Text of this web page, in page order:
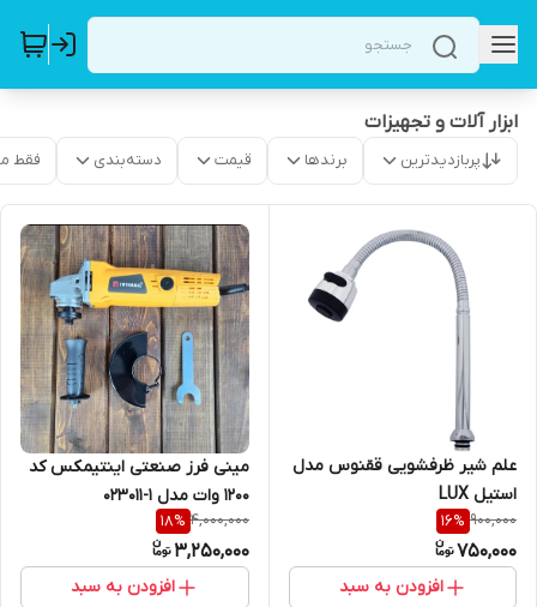
ابزار آلات و تجهیزات
پربازدیدترین برندها قیمت دسته‌بندی فقط
علم شیر ظرفشویی ققنوس مدل
استیل LUX
900,000
16%
750,000
افزودن به سبد
مینی فرز صنعتی اینتیمکس کد
1200 وات مدل 1-023011
4,000,000
18%
3,250,000
افزودن به سبد